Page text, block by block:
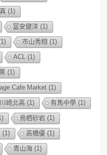
(1)
冨安健洋 (1)
市山秀翔 (1)
ACL (1)
(1)
Cafe Market (1)
川崎北高 (1) 有馬中學 (1)
鳥栖砂岩 (1)
(1) 高橋優 (1)
青山海 (1)